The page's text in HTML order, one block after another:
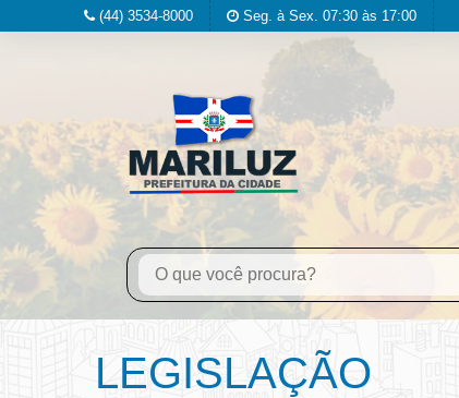
(44) 3534-8000 Seg. à Sex. 07:30 às 17:00
LEGISLAÇÃO